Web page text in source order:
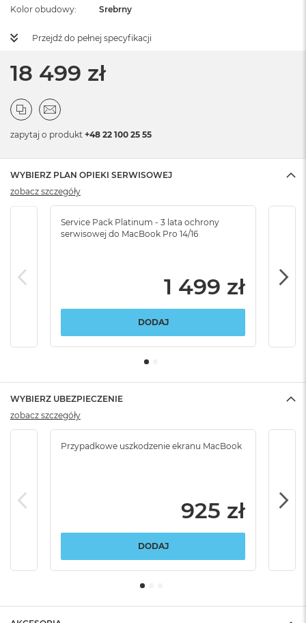
Kolor obudowy Srebrny
Przejdź do pełnej specyfikacji
18 499 zł
zapytaj o produkt +48 22 100 25 55
WYBIERZ PLAN OPIEKI SERWISOWEJ
Service Pack Platinum - 3 lata ochrony
serwisowej do MacBook Pro 14/16
1 499 zł
DODAJ
zobacz szczegóły
WYBIERZ UBEZPIECZENIE
Przypadkowe uszkodzenie ekranu MacBook
925 zł
DODAJ
zobacz szczegóły